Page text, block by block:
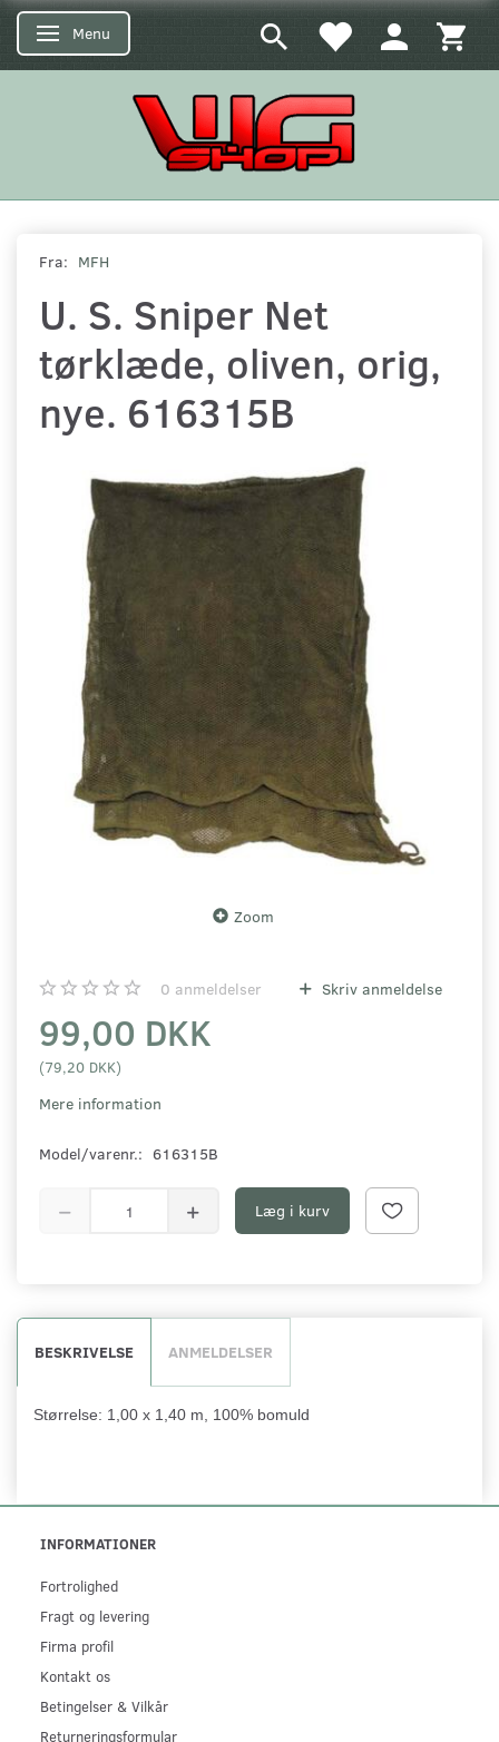
Skifte navigation
Menu
Fra: MFH
U. S. Sniper Net
tørklæde, oliven, orig,
nye. 616315B
Zoom
0 anmeldelser Skriv anmeldelse
99,00 DKK
(79,20 DKK)
Mere information
Model/varenr.: 616315B
Læg i kurv
BESKRIVELSE ANMELDELSER
Størrelse: 1,00 x 1,40 m, 100% bomuld
INFORMATIONER
Fortrolighed
Fragt og levering
Firma profil
Kontakt os
Betingelser & Vilkår
Returneringsformular